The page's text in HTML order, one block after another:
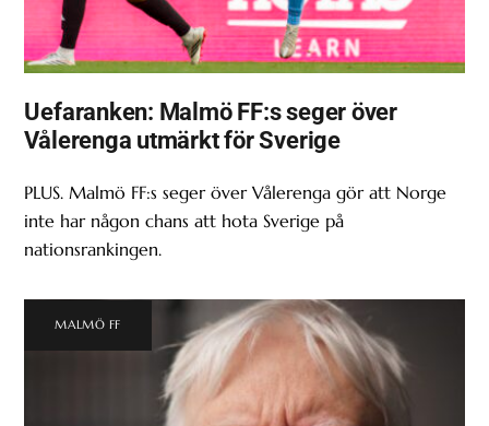
Uefaranken: Malmö FF:s seger över
Vålerenga utmärkt för Sverige
PLUS. Malmö FF:s seger över Vålerenga gör att Norge
inte har någon chans att hota Sverige på
nationsrankingen.
MALMÖ FF